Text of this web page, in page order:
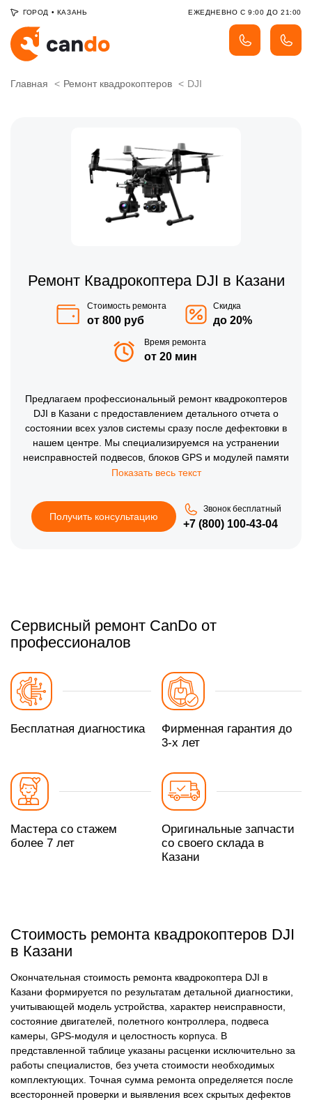
ГОРОД • КАЗАНЬ ЕЖЕДНЕВНО С 9:00 ДО 21:00
Главная Ремонт квадрокоптеров DJI
Ремонт Квадрокоптера DJI в Казани
Стоимость ремонта
от 800 руб
Скидка
до 20%
Время ремонта
от 20 мин
Предлагаем профессиональный ремонт квадрокоптеров
DJI в Казани с предоставлением детального отчета о
состоянии всех узлов системы сразу после дефектовки в
нашем центре. Мы специализируемся на устранении
неисправностей подвесов, блоков GPS и модулей памяти
в устройствах серий Mini и Avata. Индивидуальный подход
контроль на финальном этапе тестирования исключают
риск появления повторных поломок. Проверка системных
логов и калибровка всех сенсоров гарантируют
Получить консультацию
Звонок бесплатный
+7 (800) 100-43-04
Сервисный ремонт CanDo от
профессионалов
Бесплатная диагностика
Фирменная гарантия до
3-х лет
Мастера со стажем
более 7 лет
Оригинальные запчасти
со своего склада в
Казани
Стоимость ремонта квадрокоптеров DJI
в Казани
Окончательная стоимость ремонта квадрокоптера DJI в
Казани формируется по результатам детальной диагностики,
учитывающей модель устройства, характер неисправности,
состояние двигателей, полетного контроллера, подвеса
камеры, GPS-модуля и целостность корпуса. В
представленной таблице указаны расценки исключительно за
работы специалистов, без учета стоимости необходимых
комплектующих. Точная сумма ремонта определяется после
всесторонней проверки и выявления всех скрытых дефектов